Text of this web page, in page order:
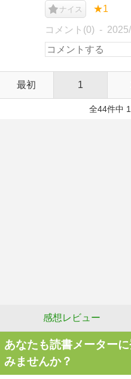
ナイス ★1
コメント(0)
最初 1
全44件中
感想レビュー
あなたも読書メーター
みませんか？